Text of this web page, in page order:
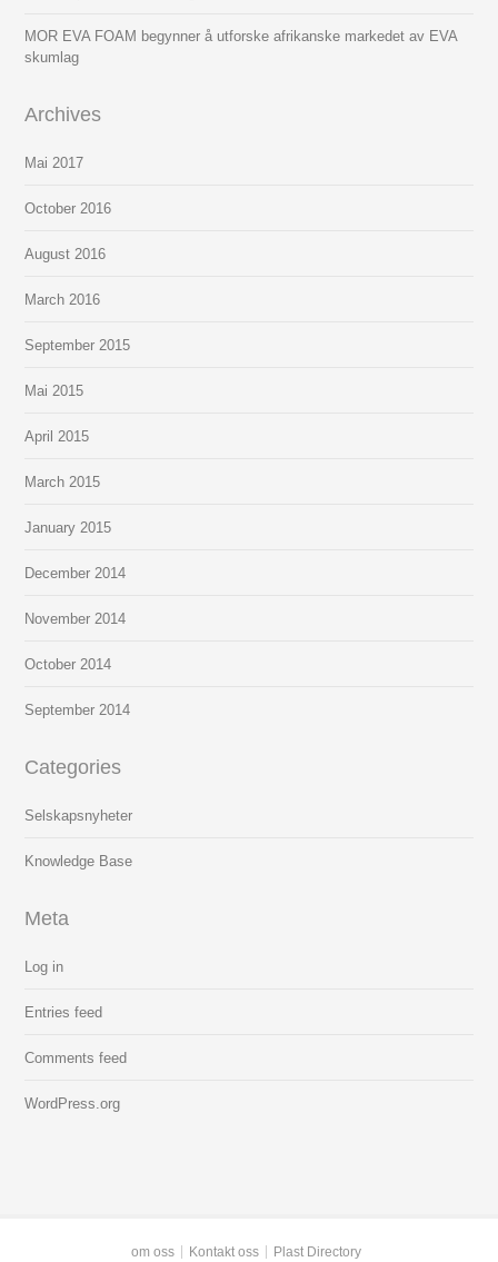
MOR EVA FOAM begynner å utforske afrikanske markedet av EVA
skumlag
Archives
Mai2017
October 2016
August 2016
March 2016
September 2015
Mai2015
April 2015
March 2015
January 2015
December 2014
November 2014
October 2014
September 2014
Categories
Selskapsnyheter
Knowledge Base
Meta
Log in
Entries feed
Comments feed
WordPress.org
om oss Kontakt oss Plast Directory